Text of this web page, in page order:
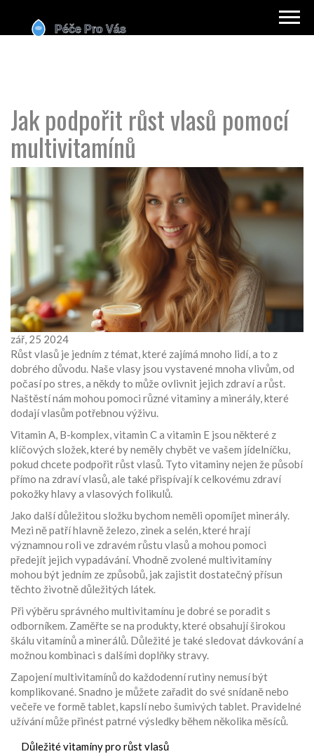
Jak podpořit růst vlasů pomocí
multivitamínů
zář, 25 2024
Růst vlasů je jedním z témat, které zajímá mnoho lidí, a to z
dobrého důvodu. Naše vlasy jsou vystavené mnoha vlivům, od
počasí po stres, a někdy to může ovlivnit jejich zdraví a růst.
Naštěstí nám mohou pomoci různé vitaminy a minerály, které
dodají vlasům potřebnou výživu.
Vitamin A, B-komplex, vitamin C a vitamin E jsou některé z
klíčových složek, které by neměly chybět ve vašem jídelníčku,
pokud chcete podpořit růst vlasů. Tyto vitaminy nejen že působí
přímo na zdraví vlasů, ale také přispívají k celkovému zdraví
pokožky hlavy a vlasových folikulů.
Jako další důležitou složku bychom neměli opomíjet minerály.
Mezi ně patří hlavně železo, zinek a selén, které hrají
významnou roli ve zdravém růstu vlasů a mohou pomoci
předejít jejich vypadávání. Vhodně zvolené multivitamíny
mohou být jedním ze způsobů, jak zajistit dostatečný přísun
těchto životně důležitých látek.
Při výběru správného multivitamínu je dobré se poradit s
odborníkem. Zaměřte se na produkty, které obsahují širokou
škálu vitamínů a minerálů. Důležité je také sledovat dávkování a
možnou kombinaci s dalšími doplňky stravy.
Zapojení multivitamínů do každodenní rutiny nemusí být
komplikované. Snadno je můžete zařadit do své snídaně nebo
večeře ve formě tablet, kapslí nebo šumivých tablet. Pravidelné
užívání může přinést patrné výsledky během několika měsíců.
Důležité vitamíny pro růst vlasů